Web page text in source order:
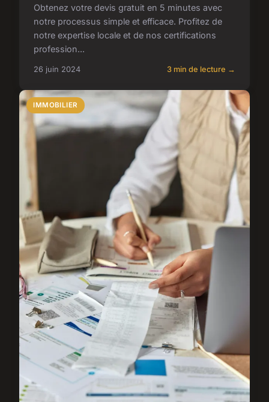
Obtenez votre devis gratuit en 5 minutes avec
notre processus simple et efficace. Profitez de
notre expertise locale et de nos certifications
profession...
26 juin 2024 3 min de lecture →
IMMOBILIER